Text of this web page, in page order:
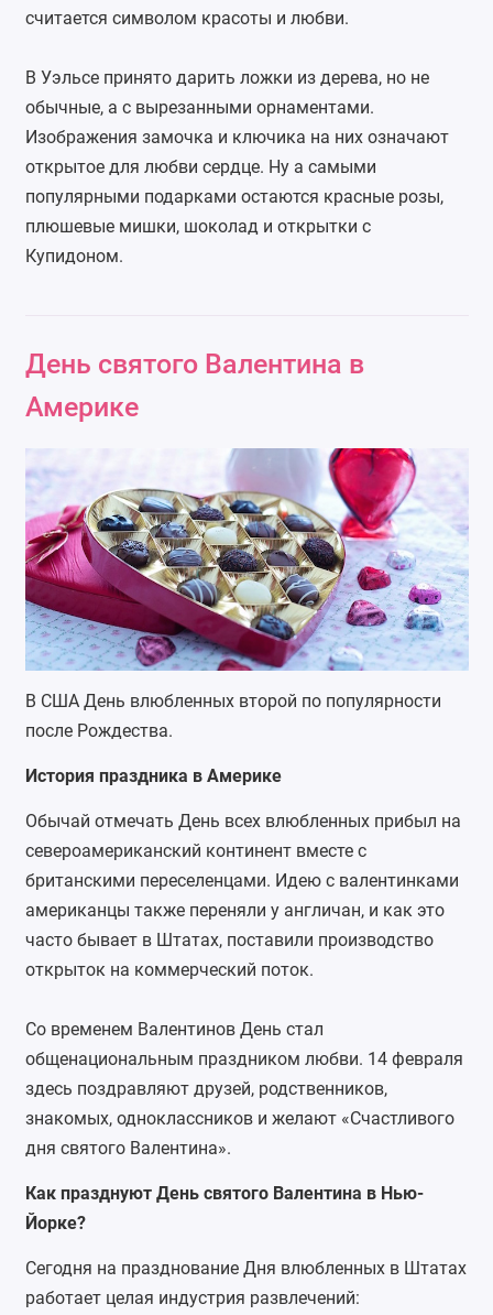
считается символом красоты и любви.
В Уэльсе принято дарить ложки из дерева, но не
обычные, а с вырезанными орнаментами.
Изображения замочка и ключика на них означают
открытое для любви сердце. Ну а самыми
популярными подарками остаются красные розы,
плюшевые мишки, шоколад и открытки с
Купидоном.
День святого Валентина в
Америке
В США День влюбленных второй по популярности
после Рождества.
История праздника в Америке
Обычай отмечать День всех влюбленных прибыл на
североамериканский континент вместе с
британскими переселенцами. Идею с валентинками
американцы также переняли у англичан, и как это
часто бывает в Штатах, поставили производство
открыток на коммерческий поток.
Со временем Валентинов День стал
общенациональным праздником любви. 14 февраля
здесь поздравляют друзей, родственников,
знакомых, одноклассников и желают «Счастливого
дня святого Валентина».
Как празднуют День святого Валентина в Нью-
Йорке?
Сегодня на празднование Дня влюбленных в Штатах
работает целая индустрия развлечений: